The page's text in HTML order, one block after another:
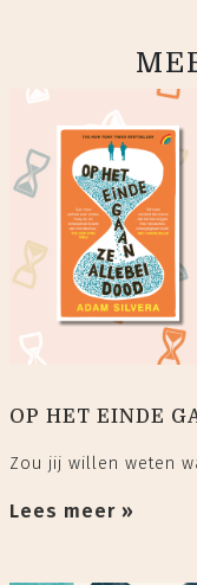
OP HET EINDE
Zou jij willen weten
Lees meer »